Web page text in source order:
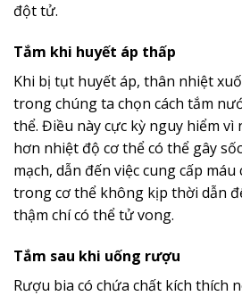
đột tử.
Tắm khi huyết áp thấp
Khi bị tụt huyết áp, thân nhiệt
trong chúng ta chọn cách tắm
thể. Điều này cực kỳ nguy hiểm vì
hơn nhiệt độ cơ thể có thể gây
mạch, dẫn đến việc cung cấp máu
trong cơ thể không kịp thời dẫn
thậm chí có thể tử vong.
Tắm sau khi uống rượu
Rượu bia có chứa chất kích thích